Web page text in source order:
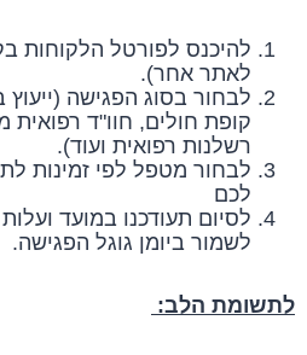
להיכנס לפורטל הלקוחות
לאתר אחר).
לבחור בסוג הפגישה
קופת חולים, חוו"ד רפואית
רשלנות רפואית ועוד).
לבחור מטפל לפי זמינות
לכם
לסיום תעודכנו במועד
לשמור ביומן גוגל הפגישה.
לתשומת הלב: